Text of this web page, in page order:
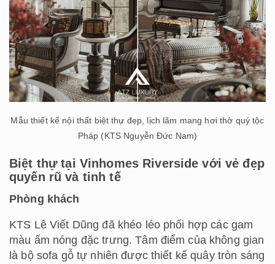
Mẫu thiết kế nội thất biệt thự đẹp, lịch lãm mang hơi thở quý tộc
Pháp (KTS Nguyễn Đức Nam)
Biệt thự tại Vinhomes Riverside với vẻ đẹp
quyến rũ và tinh tế
Phòng khách
KTS Lê Viết Dũng đã khéo léo phối hợp các gam
màu ấm nóng đặc trưng. Tâm điểm của không gian
là bộ sofa gỗ tự nhiên được thiết kế quây tròn sáng